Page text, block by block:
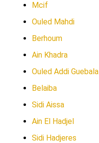
Mcif
Ouled Mahdi
Berhoum
Ain Khadra
Ouled Addi Guebala
Belaiba
Sidi Aissa
Ain El Hadjel
Sidi Hadjeres